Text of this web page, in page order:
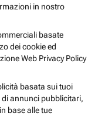
in nostro
basate
dei cookie ed
Web Privacy Policy
basata sui tuoi
annunci pubblicitari,
base alle tue